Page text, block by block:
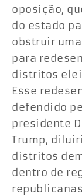
oposição,
do estado
obstruir
para
distritos
Esse
defendido
presidente
Trump,
distritos
dentro de